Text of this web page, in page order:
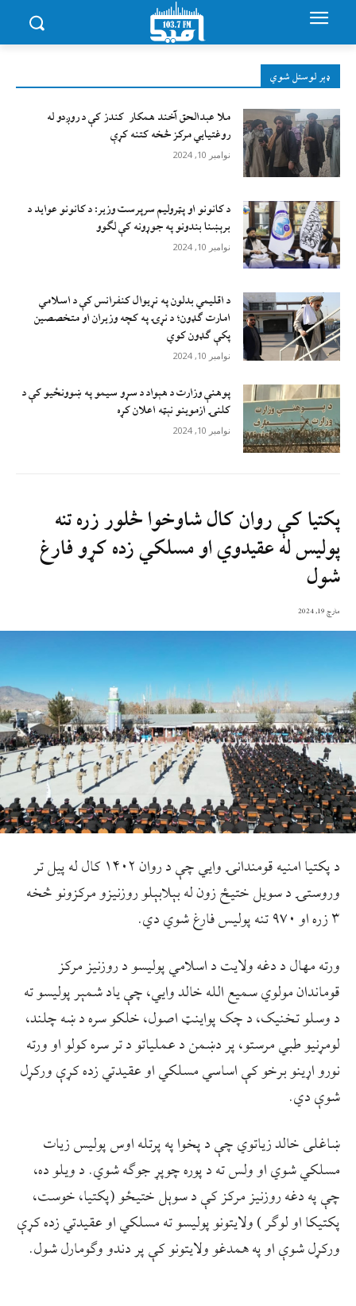
ډېر لوستل شوي
ملا عبدالحق آخند همکار کندز کې د روږدو له
روغتیایي مرکز څخه کتنه کړې
نوامبر 10, 2024
د کانونو او پټرولیم سرپرست وزیر: د کانونو عواید د
برېښنا بندونو په جوړونه کې لګوو
نوامبر 10, 2024
د اقليمي بدلون په نړيوال کنفرانس کې د اسلامي
امارت ګډون؛ د نړۍ په کچه وزيران او متخصصين
پکې ګډون کوي
نوامبر 10, 2024
پوهنې وزارت د هېواد د سړو سيمو په ښوونځيو کې د
کلنۍ ازموينو نېټه اعلان کړه
نوامبر 10, 2024
پکتیا کې روان کال شاوخوا څلور زره تنه
پولیس له عقیدوي او مسلکي زده کړو فارغ
شول
مارچ 19, 2024
د پکتیا امنیه قومندانۍ وایي چې د روان ۱۴۰۲ کال له پیل تر
وروستۍ د سویل ختیځ زون له بېلابېلو روزنیزو مرکزونو څخه
۳ زره او ۹۷۰ تنه پولیس فارغ شوي دي.
ورته مهال د دغه ولایت د اسلامي پولیسو د روزنیز مرکز
قوماندان مولوي سمیع الله خالد وايي، چې یاد شمېر پولیسو ته
د وسلو تخنیک، د چک پواینټ اصول، خلکو سره د ښه چلند،
لومړنیو طبي مرستو، پر دښمن د عملیاتو د تر سره کولو او ورته
نورو اړینو برخو کې اساسي مسلکي او عقیدتي زده کړې ورکړل
شوې دي.
ښاغلی خالد زیاتوي چې د پخوا په پرتله اوس پوليس زیات
مسلکي شوي او ولس ته د پوره چوپړ جوګه شوي. د ویلو ده،
چې په دغه روزنیز مرکز کې د سوېل ختیځو (پکتیا، خوست،
پکتیکا او لوګر ) ولایتونو پولیسو ته مسلکي او عقیدتي زده کړې
ورکړل شوې او په همدغو ولایتونو کې پر دندو وګومارل شول.